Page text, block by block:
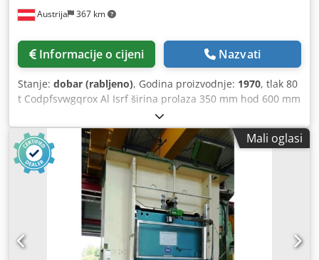
Austrija 367 km
Informacije o cijeni Nazvati
Stanje: dobar (rabljeno), Godina proizvodnje: 1970, tlak 80
t Codpfsvwgqrox Al Isrf širina prolaza 350 mm hod 600 mm
dimenzije stola - dužina 400 mm Potreban prostor cca
1400 x 1050 x 2350 m Ova preša je još uvijek u vrlo dobrom
stanju i malo je korištena
Mali oglasi